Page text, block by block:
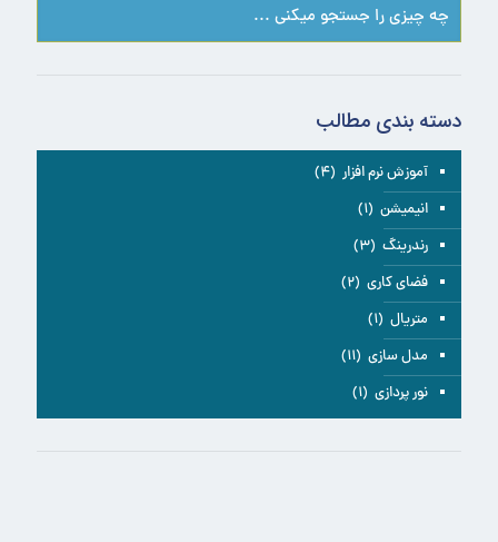
دسته بندی مطالب
آموزش نرم افزار (۴)
انیمیشن (۱)
رندرینگ (۳)
فضای کاری (۲)
متریال (۱)
مدل سازی (۱۱)
نور پردازی (۱)